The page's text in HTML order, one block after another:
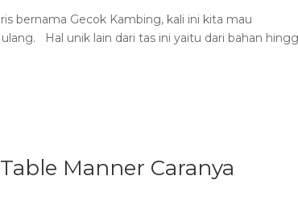
bernama Gecok Kambing, kali ini kita mau
Hal unik lain dari tas ini yaitu dari bahan
Manner Caranya